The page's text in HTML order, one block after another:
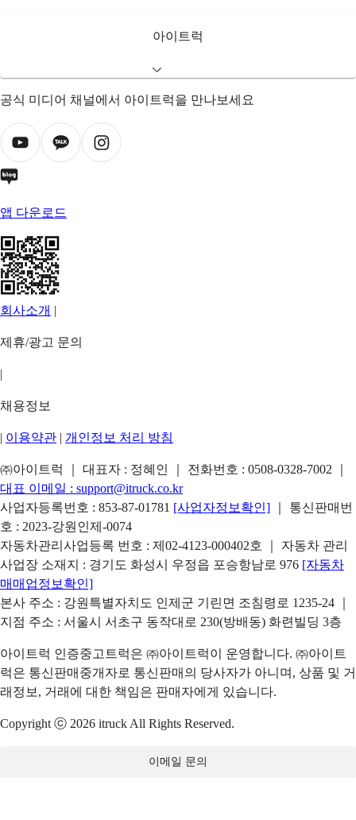
아이트럭
공식 미디어 채널에서 아이트럭을 만나보세요
앱 다운로드
회사소개 |
제휴/광고 문의
|
채용정보
| 이용약관 | 개인정보 처리 방침
㈜아이트럭 ｜ 대표자 : 정혜인 ｜ 전화번호 : 0508-0328-7002
대표 이메일 : support@itruck.co.kr
사업자등록번호 : 853-87-01781 [사업자정보확인]
｜ 통신판매번
호 : 2023-강원인제-0074
자동차관리사업등록 번호 : 제02-4123-000402호 ｜ 자동차 관리
사업장 소재지 : 경기도 화성시 우정읍 포승항남로 976 [자동차
매매업정보확인]
본사 주소 : 강원특별자치도 인제군 기린면 조침령로 1235-24 ｜
지점 주소 : 서울시 서초구 동작대로 230(방배동) 화련빌딩 3층
아이트럭 인증중고트럭은 ㈜아이트럭이 운영합니다. ㈜아이트
럭은 통신판매중개자로 통신판매의 당사자가 아니며, 상품 및 거
래정보, 거래에 대한 책임은 판매자에게 있습니다.
Copyright ⓒ 2026 itruck All Rights Reserved.
이메일 문의